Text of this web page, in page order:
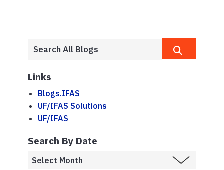
Links
Blogs.IFAS
UF/IFAS Solutions
UF/IFAS
Search By Date